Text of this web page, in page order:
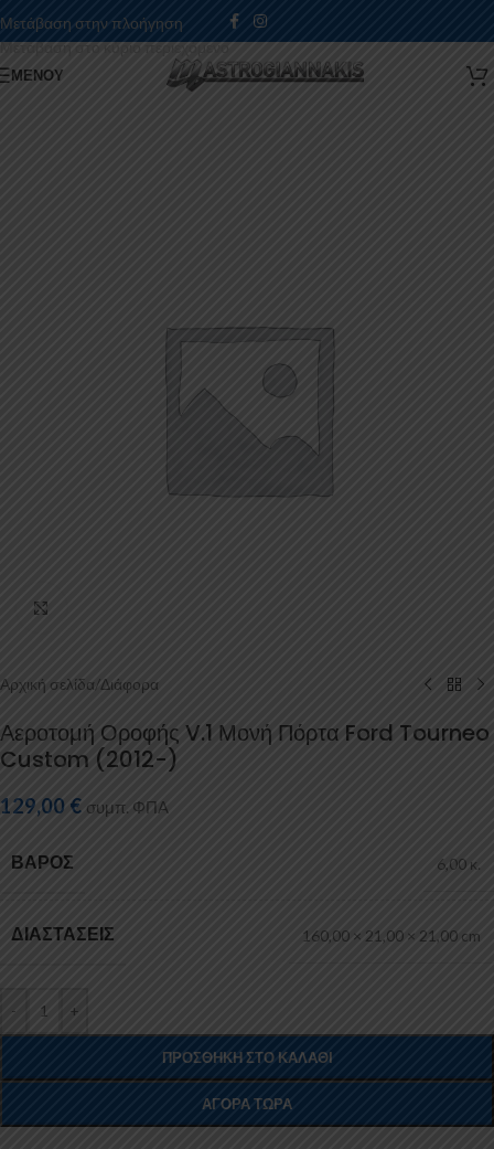
Μετάβαση στην πλοήγηση
Μετάβαση στο κύριο περιεχόμενο
ΜΕΝΟΎ
Αρχική σελίδα/Διάφορα
Αεροτομή Οροφής V.1 Μονή Πόρτα Ford Tourneo
Custom (2012-)
129,00 € συμπ. ΦΠΑ
ΒΆΡΟΣ 6,00 κ.
ΔΙΑΣΤΆΣΕΙΣ 160,00 × 21,00 × 21,00 cm
- +
ΠΡΟΣΘΉΚΗ ΣΤΟ ΚΑΛΆΘΙ
ΑΓΟΡΆ ΤΏΡΑ